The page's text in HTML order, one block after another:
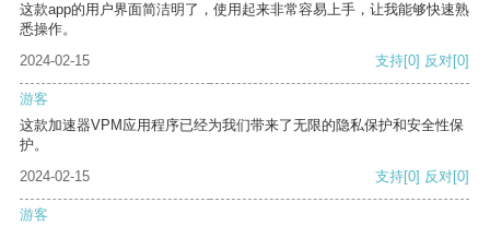
这款app的用户界面简洁明了，使用起来非常容易上手，让我能够快速熟
悉操作。
2024-02-15
支持[0] 反对[0]
游客
这款加速器VPM应用程序已经为我们带来了无限的隐私保护和安全性保
护。
2024-02-15
支持[0] 反对[0]
游客